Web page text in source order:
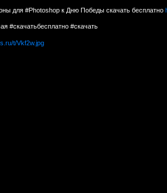
для #Photoshop к Дню Победы скачать бесплатно
#скачатьбесплатно #скачать